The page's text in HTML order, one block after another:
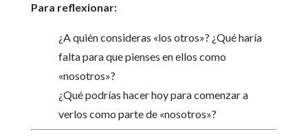
Para reflexionar:
¿A quién consideras «los otros»? ¿Qué haría
falta para que pienses en ellos como
«nosotros»?
¿Qué podrías hacer hoy para comenzar a
verlos como parte de «nosotros»?